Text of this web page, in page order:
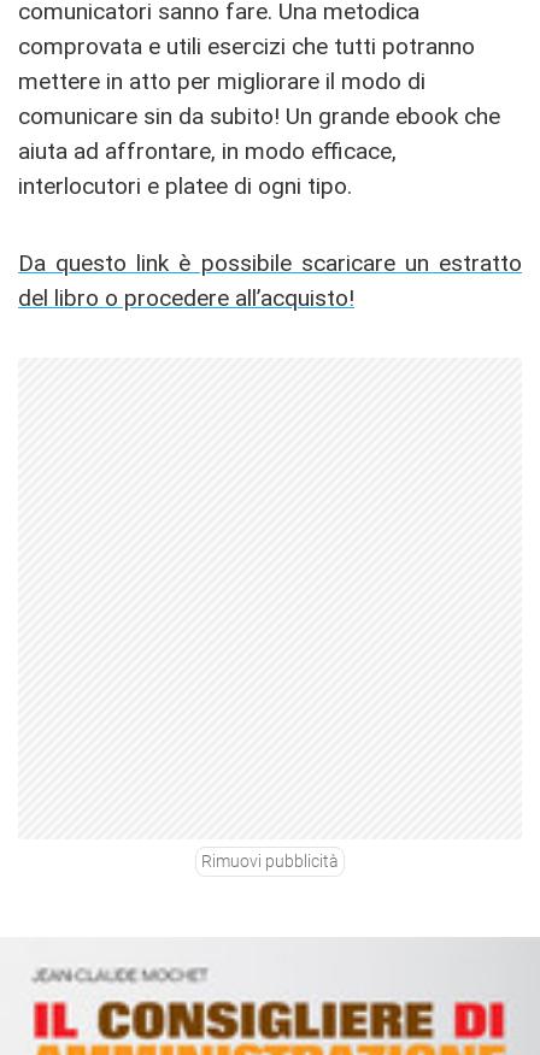
comunicatori sanno fare. Una metodica
comprovata e utili esercizi che tutti potranno
mettere in atto per migliorare il modo di
comunicare sin da subito! Un grande ebook che
aiuta ad affrontare, in modo efficace,
interlocutori e platee di ogni tipo.
Da questo link è possibile scaricare un estratto
del libro o procedere all’acquisto!
Rimuovi pubblicità